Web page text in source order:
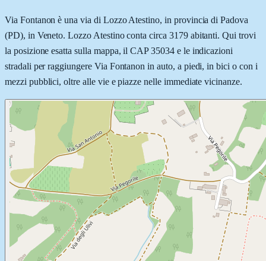
Via Fontanon è una via di Lozzo Atestino, in provincia di Padova
(PD), in Veneto. Lozzo Atestino conta circa 3179 abitanti. Qui trovi
la posizione esatta sulla mappa, il CAP 35034 e le indicazioni
stradali per raggiungere Via Fontanon in auto, a piedi, in bici o con i
mezzi pubblici, oltre alle vie e piazze nelle immediate vicinanze.